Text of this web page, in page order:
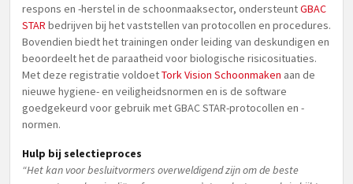
respons en -herstel in de schoonmaaksector, ondersteuntGBAC
STAR bedrijven bij het vaststellen van protocollen en procedures.
Bovendien biedt het trainingen onder leiding van deskundigen en
beoordeelt het de paraatheid voor biologische risicosituaties.
Met deze registratie voldoetTork Vision Schoonmaken aan de
nieuwe hygiene- en veiligheidsnormen en is de software
goedgekeurd voor gebruik met GBAC STAR-protocollen en -
normen.
Hulp bij selectieproces
“Het kan voor besluitvormers overweldigend zijn om de beste